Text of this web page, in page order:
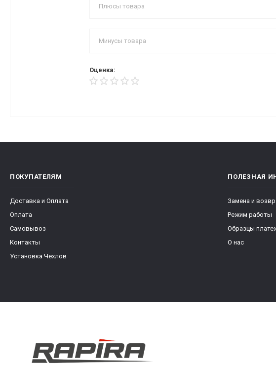
Оценка:
ПОКУПАТЕЛЯМ
Доставка и Оплата
Оплата
Самовывоз
Контакты
Установка Чехлов
ПОЛЕЗНАЯ
Замена и
Режим работы
Образцы
О нас